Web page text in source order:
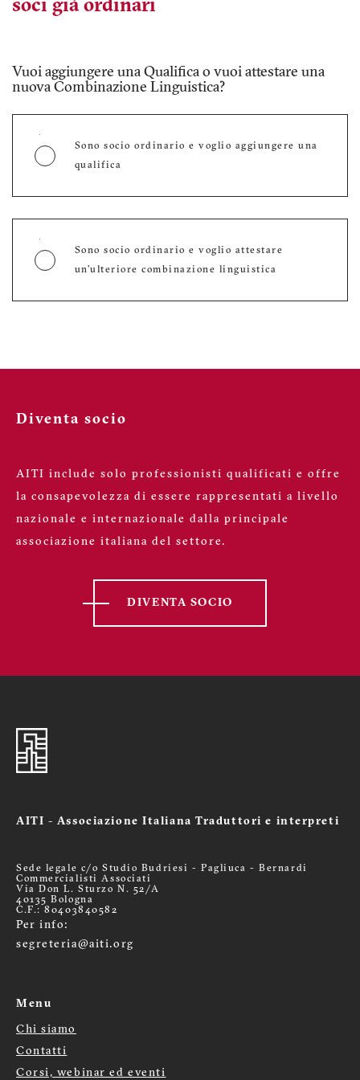
tool e inserisci la documentazione che hai a
disposizione.
professionale inferiore ai 24 mesi
soci già ordinari
Vuoi aggiungere una Qualifica o vuoi attestare una
nuova Combinazione Linguistica?
Sono socio ordinario e voglio aggiungere una
qualifica
Sono socio ordinario e voglio attestare
un’ulteriore combinazione linguistica
diventare socio ordinario? Per calcolarla scarica il
Diventa socio
AITI include solo professionisti qualificati e offre
la consapevolezza di essere rappresentati a livello
nazionale e internazionale dalla principale
associazione italiana del settore.
DIVENTA SOCIO
AITI - Associazione Italiana Traduttori e interpreti
Sede legale c/o Studio Budriesi - Pagliuca - Bernardi
Commercialisti Associati
Via Don L. Sturzo N. 52/A
40135 Bologna
C.F.: 80403840582
Per info:
segreteria@aiti.org
Menu
Menù
footer
Chi siamo
Contatti
Corsi, webinar ed eventi